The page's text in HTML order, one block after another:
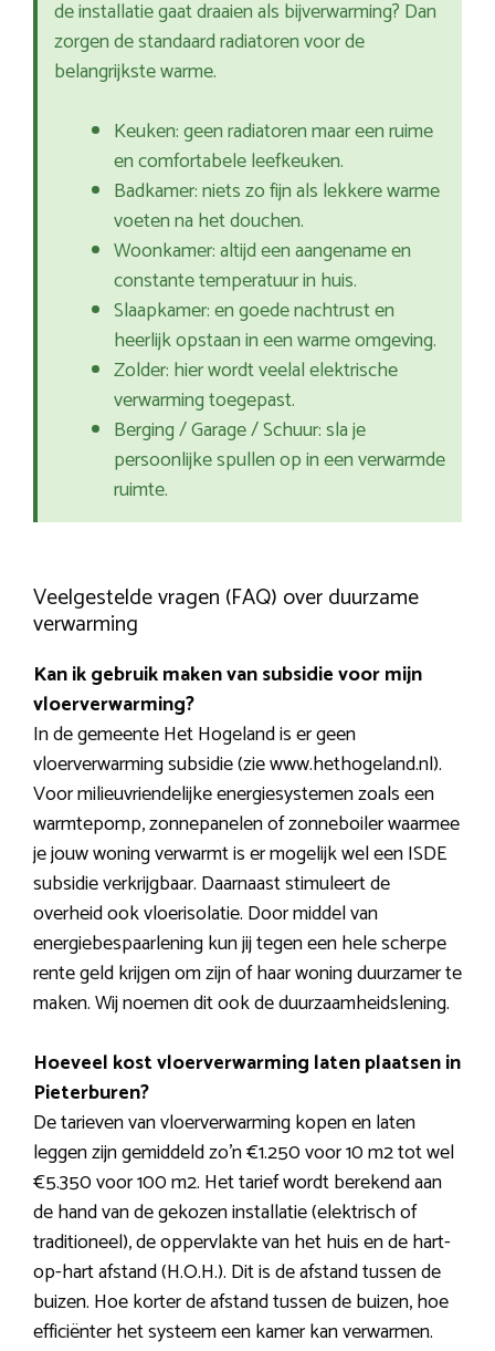
de installatie gaat draaien als bijverwarming? Dan
zorgen de standaard radiatoren voor de
belangrijkste warme.
Keuken: geen radiatoren maar een ruime
en comfortabele leefkeuken.
Badkamer: niets zo fijn als lekkere warme
voeten na het douchen.
Woonkamer: altijd een aangename en
constante temperatuur in huis.
Slaapkamer: en goede nachtrust en
heerlijk opstaan in een warme omgeving.
Zolder: hier wordt veelal elektrische
verwarming toegepast.
Berging / Garage / Schuur: sla je
persoonlijke spullen op in een verwarmde
ruimte.
Veelgestelde vragen (FAQ) over duurzame
verwarming
Kan ik gebruik maken van subsidie voor mijn
vloerverwarming?
In de gemeente Het Hogeland is er geen
vloerverwarming subsidie (zie www.hethogeland.nl).
Voor milieuvriendelijke energiesystemen zoals een
warmtepomp, zonnepanelen of zonneboiler waarmee
je jouw woning verwarmt is er mogelijk wel een ISDE
subsidie verkrijgbaar. Daarnaast stimuleert de
overheid ook vloerisolatie. Door middel van
energiebespaarlening kun jij tegen een hele scherpe
rente geld krijgen om zijn of haar woning duurzamer te
maken. Wij noemen dit ook de duurzaamheidslening.
Hoeveel kost vloerverwarming laten plaatsen in
Pieterburen?
De tarieven van vloerverwarming kopen en laten
leggen zijn gemiddeld zo’n €1.250 voor 10 m2 tot wel
€5.350 voor 100 m2. Het tarief wordt berekend aan
de hand van de gekozen installatie (elektrisch of
traditioneel), de oppervlakte van het huis en de hart-
op-hart afstand (H.O.H.). Dit is de afstand tussen de
buizen. Hoe korter de afstand tussen de buizen, hoe
efficiënter het systeem een kamer kan verwarmen.